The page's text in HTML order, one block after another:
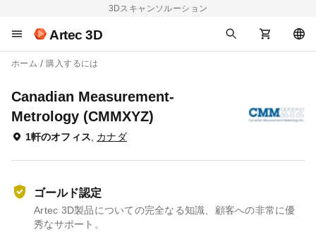
3Dスキャンソルーション
Artec 3D
ホーム 購入するには
Canadian Measurement-
Metrology (CMMXYZ)
1軒のオフィス カナダ
ゴールド認定
Artec 3D製品についての完全なる知識、顧客への非常に優
秀なサポート。